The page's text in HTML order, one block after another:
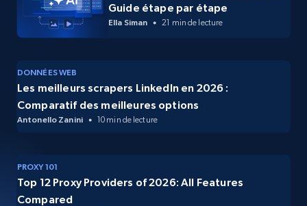
Guide étape par étape
Ella Siman 21 min de lecture
DONNÉES WEB
Les meilleurs scrapers LinkedIn en 2026 :
Comparatif des meilleures options
Antonello Zanini 10 min de lecture
PROXY 101
Top 12 Proxy Providers of 2026: All Features
Compared